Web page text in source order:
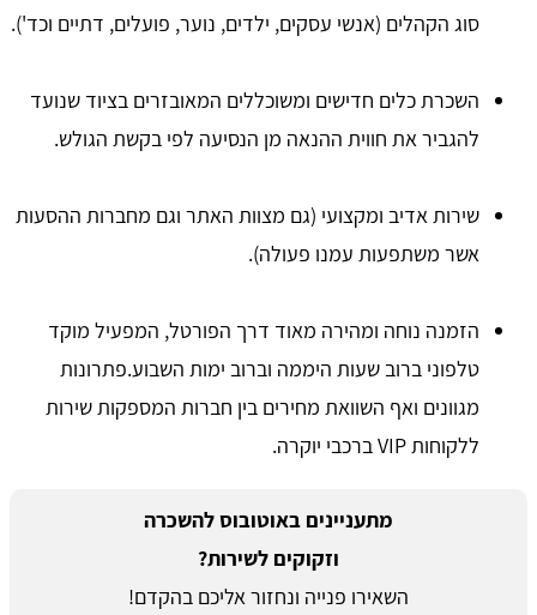
סוג הקהלים (אנשי עסקים, ילדים, נוער, פועלים, דתיים וכד').
השכרת כלים חדישים ומשוכללים המאובזרים בציוד שנועד
להגביר את חווית ההנאה מן הנסיעה לפי בקשת הגולש.
שירות אדיב ומקצועי (גם מצוות האתר וגם מחברות ההסעות
אשר משתפעות עמנו פעולה).
הזמנה נוחה ומהירה מאוד דרך הפורטל, המפעיל מוקד
טלפוני ברוב שעות היממה וברוב ימות השבוע.פתרונות
מגוונים ואף השוואת מחירים בין חברות המספקות שירות
ללקוחות VIP ברכבי יוקרה.
מתעניינים באוטובוס להשכרה
וזקוקים לשירות?
השאירו פנייה ונחזור אליכם בהקדם!